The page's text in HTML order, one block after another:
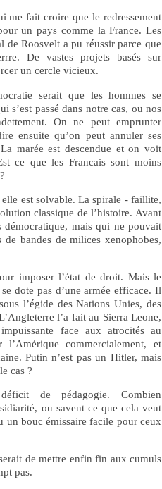
me fait croire que le redressement
un pays comme la France. Les
Roosvelt a pu réussir parce que
De vastes projets basés sur
un cercle vicieux.
serait que les hommes se
s’est passé dans notre cas, ou nos
On ne peut emprunter
ensuite qu’on peut annuler ses
marée est descendue et on voit
ce que les Francais sont moins
est solvable. La spirale - faillite,
classique de l’histoire. Avant
démocratique, mais qui ne pouvait
bandes de milices xenophobes,
imposer l’état de droit. Mais le
dote pas d’une armée efficace. Il
l’égide des Nations Unies, des
l’a fait au Sierra Leone,
face aux atrocités au
commercialement, et
Putin n’est pas un Hitler, mais
cas ?
de pédagogie. Combien
ou savent ce que cela veut
un bouc émissaire facile pour ceux
de mettre enfin fin aux cumuls
pas.